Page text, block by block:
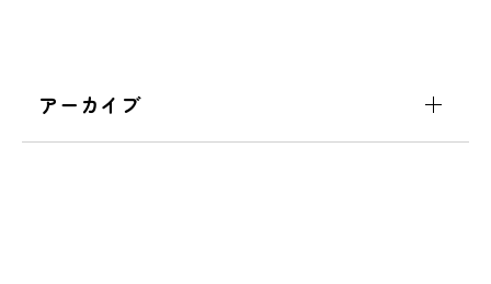
アーカイブ